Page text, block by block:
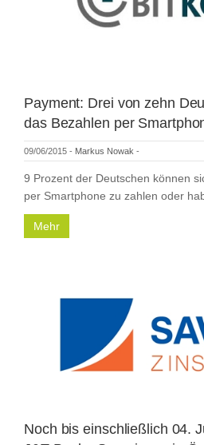
Payment: Drei von zehn
das Bezahlen per
09/06/2015 - Markus Nowak -
9 Prozent der Deutschen können
per Smartphone zu zahlen oder
Mehr
Noch bis einschließlich 04.